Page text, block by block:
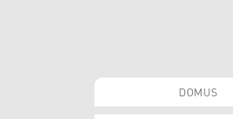
DOMUS